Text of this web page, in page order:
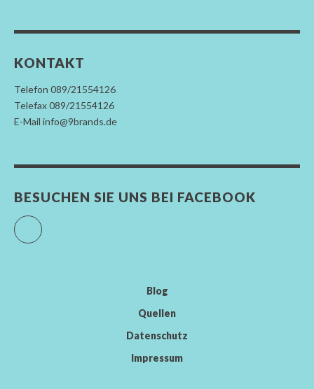
KONTAKT
Telefon 089/21554126
Telefax 089/21554126
E-Mail info@9brands.de
BESUCHEN SIE UNS BEI FACEBOOK
Facebook
Blog
Quellen
Datenschutz
Impressum